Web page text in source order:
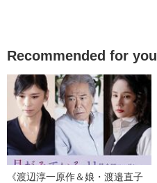
Recommended for you
《渡辺淳一原作＆娘・渡邉直子